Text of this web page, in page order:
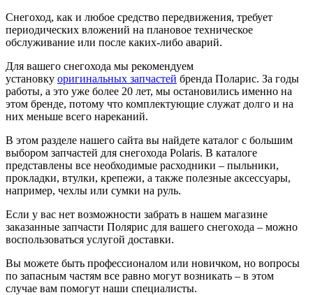
Снегоход, как и любое средство передвижения, требует
периодических вложений на плановое техническое
обслуживание или после каких-либо аварий.
Для вашего снегохода мы рекомендуем
установку оригинальных запчастей бренда Поларис. За годы
работы, а это уже более 20 лет, мы остановились именно на
этом бренде, потому что комплектующие служат долго и на
них меньше всего нареканий.
В этом разделе нашего сайта вы найдете каталог с большим
выбором запчастей для снегохода Polaris. В каталоге
представлены все необходимые расходники – пыльники,
прокладки, втулки, крепежи, а также полезные аксессуары,
например, чехлы или сумки на руль.
Если у вас нет возможности забрать в нашем магазине
заказанные запчасти Полярис для вашего снегохода – можно
воспользоваться услугой доставки.
Вы можете быть профессионалом или новичком, но вопросы
по запасным частям все равно могут возникать – в этом
случае вам помогут наши специалисты.